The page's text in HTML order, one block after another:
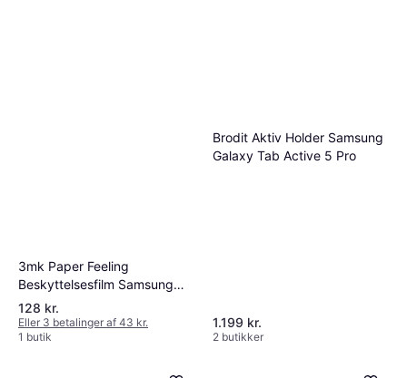
3mk Paper Feeling
Beskyttelsesfilm Samsung
Galaxy Tab Active 5
128 kr.
Eller 3 betalinger af 43 kr.
1 butik
Brodit Aktiv Holder Samsung
Galaxy Tab Active 5 Pro
1.199 kr.
2 butikker